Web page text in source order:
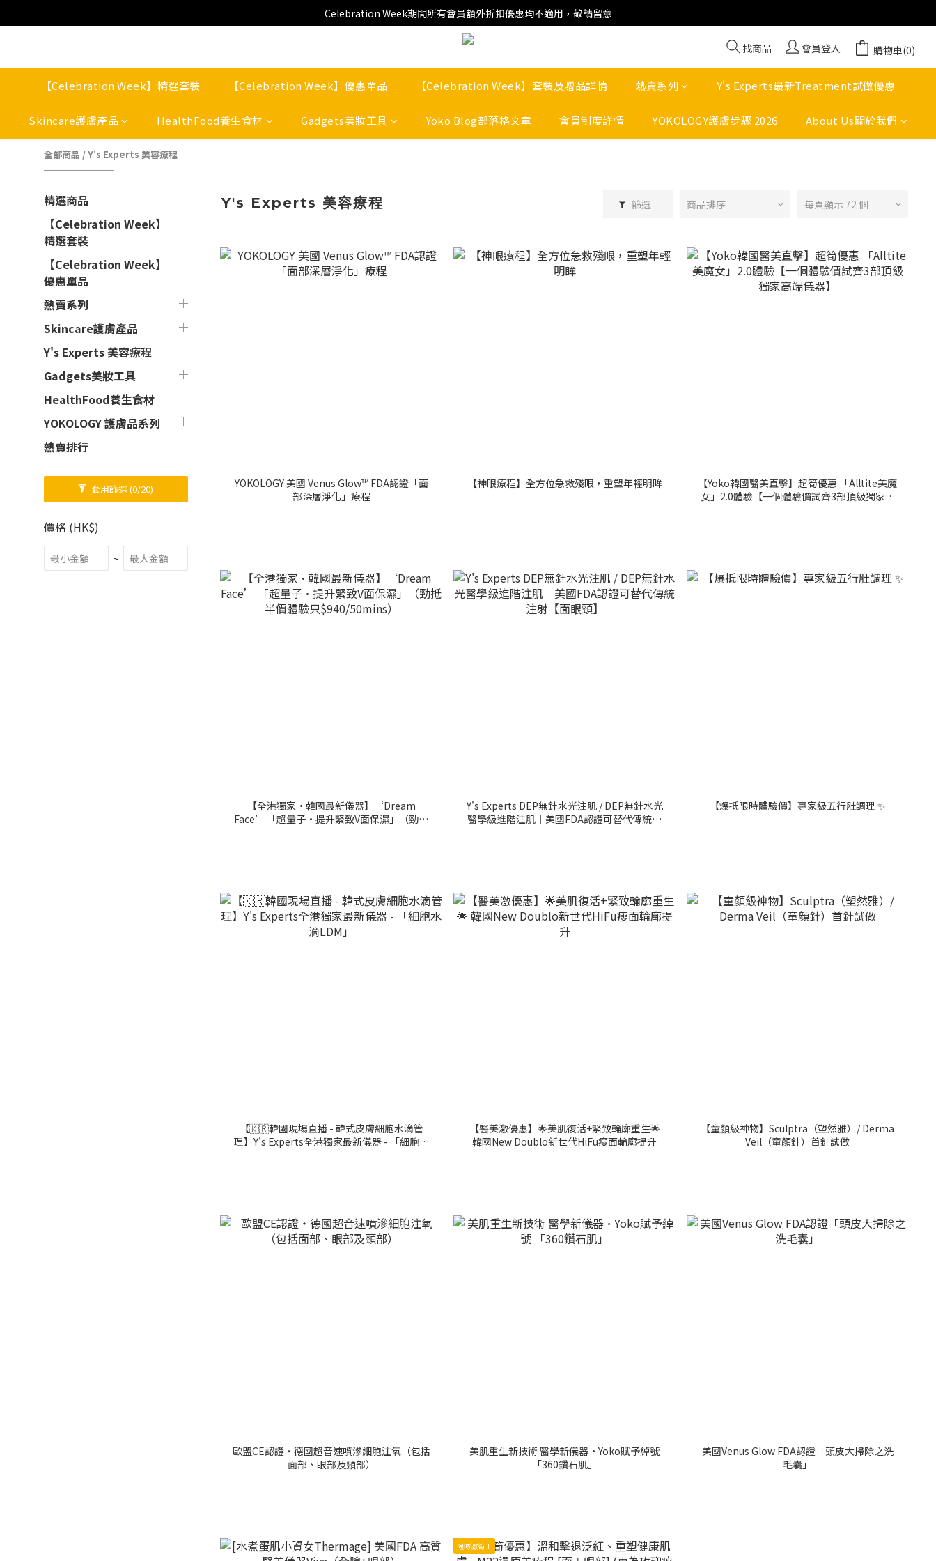
Celebration Week期間所有會員額外折扣優惠均不適用，敬請留意
找商品 會員登入 購物車(0)
【Celebration Week】精選套裝 【Celebration Week】優惠單品 【Celebration Week】套裝及贈品詳情 熱賣系列 Y's Experts最新Treatment試做優惠
Skincare護膚產品 HealthFood養生食材 Gadgets美妝工具 Yoko Blog部落格文章 會員制度詳情 YOKOLOGY護膚步驟 2026 About Us關於我們
全部商品 /Y's Experts 美容療程
精選商品
【Celebration Week】
精選套裝
【Celebration Week】
優惠單品
熱賣系列
Skincare護膚產品
Y's Experts 美容療程
Gadgets美妝工具
HealthFood養生食材
YOKOLOGY 護膚品系列
熱賣排行
套用篩選(0/20)
價格 (HK$)
~
Y's Experts 美容療程 篩選 商品排序 每頁顯示 72 個
YOKOLOGY 美國 Venus Glow™ FDA認證「面
部深層淨化」療程
【神眼療程】全方位急救殘眼，重塑年輕明眸
【Yoko韓國醫美直擊】超筍優惠 「Alltite美魔
女」2.0體驗【一個體驗價試齊3部頂級獨家高
【全港獨家•韓國最新儀器】‘Dream
Face’ 「超量子•提升緊致V面保濕」（勁抵
Y's Experts DEP無針水光注肌 / DEP無針水光
醫學級進階注肌｜美國FDA認證可替代傳統注
【爆抵限時體驗價】專家級五行肚調理 ✨
【🇰🇷韓國現場直播 - 韓式皮膚細胞水滴管
理】Y's Experts全港獨家最新儀器 - 「細胞水
【醫美激優惠】🌟美肌復活+緊致輪廓重生🌟
韓國New Doublo新世代HiFu瘦面輪廓提升
【童顏級神物】Sculptra（塑然雅）/ Derma
Veil（童顏針）首針試做
歐盟CE認證・德國超音速噴滲細胞注氧（包括
面部、眼部及頸部）
美肌重生新技術 醫學新儀器•Yoko賦予綽號
「360鑽石肌」
美國Venus Glow FDA認證「頭皮大掃除之洗
毛囊」
限時激筍！